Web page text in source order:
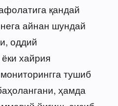
қандай
айнан шундай
оддий
хайрия
тушиб
ҳамда